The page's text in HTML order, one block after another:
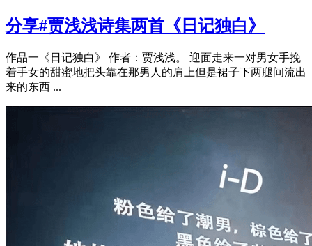
分享#贾浅浅诗集两首《日记独白》
作品一《日记独白》 作者：贾浅浅。 迎面走来一对男女手挽
着手女的甜蜜地把头靠在那男人的肩上但是裙子下两腿间流出
来的东西 ...